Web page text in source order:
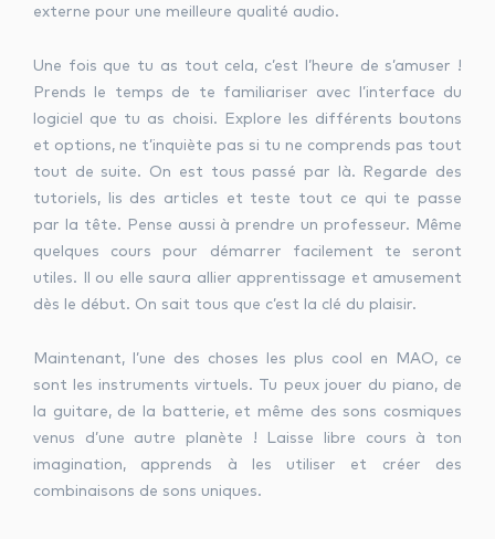
externe pour une meilleure qualité audio.
Une fois que tu as tout cela, c’est l’heure de s’amuser !
Prends le temps de te familiariser avec l’interface du
logiciel que tu as choisi. Explore les différents boutons
et options, ne t’inquiète pas si tu ne comprends pas tout
tout de suite. On est tous passé par là. Regarde des
tutoriels, lis des articles et teste tout ce qui te passe
par la tête. Pense aussi à prendre un professeur. Même
quelques cours pour démarrer facilement te seront
utiles. Il ou elle saura allier apprentissage et amusement
dès le début. On sait tous que c’est la clé du plaisir.
Maintenant, l’une des choses les plus cool en MAO, ce
sont les instruments virtuels. Tu peux jouer du piano, de
la guitare, de la batterie, et même des sons cosmiques
venus d’une autre planète ! Laisse libre cours à ton
imagination, apprends à les utiliser et créer des
combinaisons de sons uniques.